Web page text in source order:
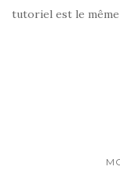
tutoriel est le